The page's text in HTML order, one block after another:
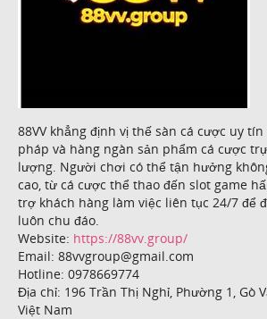
88VV khẳng định vị thế sàn cá cược uy
pháp và hàng ngàn sản phẩm cá cược
lượng. Người chơi có thể tận hưởng
cao, từ cá cược thể thao đến slot game
trợ khách hàng làm việc liên tục 24/7 để
luôn chu đáo.
Website: https://88vv.group/
Email: 88vvgroup@gmail.com
Hotline: 0978669774
Địa chỉ: 196 Trần Thị Nghỉ, Phường 1, Gò
Việt Nam